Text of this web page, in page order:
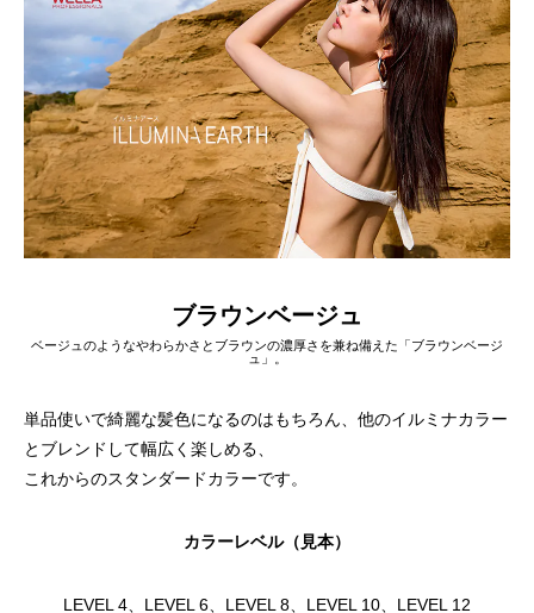
ブラウンベージュ
ベージュのようなやわらかさとブラウンの濃厚さを兼ね備えた「ブラウンベージ
ュ」。
単品使いで綺麗な髪色になるのはもちろん、他のイルミナカラー
とブレンドして幅広く楽しめる、
これからのスタンダードカラーです。
カラーレベル（見本）
LEVEL 4、LEVEL 6、LEVEL 8、LEVEL 10、LEVEL 12